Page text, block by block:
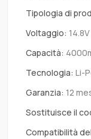
Tipologia di
Voltaggio: 14.8V
Capacità:
Tecnologia: Li-
Garanzia: 12
Sostituisce il
Compatibilità